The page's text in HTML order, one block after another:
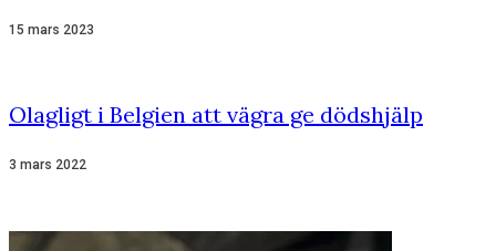
15 mars 2023
Olagligt i Belgien att vägra ge dödshjälp
3 mars 2022